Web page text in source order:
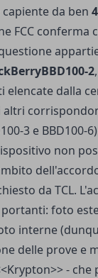
da ben
FCC conferma
2
elencate dalla
3 e BBD100-
non
da TCL.
foto
interne
delle prove e
-